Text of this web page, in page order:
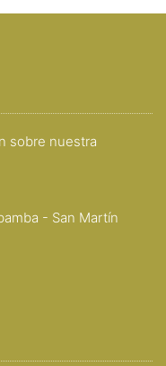
sobre nuestra
- San Martín